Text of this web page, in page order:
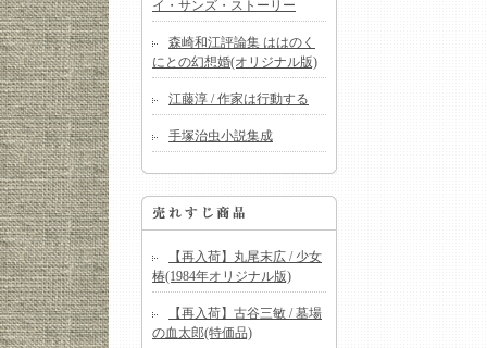
イ・サンズ・ストーリー
森崎和江評論集 ははのく
にとの幻想婚(オリジナル版)
江藤淳 / 作家は行動する
手塚治虫小説集成
【再入荷】丸尾末広 / 少女
椿(1984年オリジナル版)
【再入荷】古谷三敏 / 墓場
の血太郎(特価品)